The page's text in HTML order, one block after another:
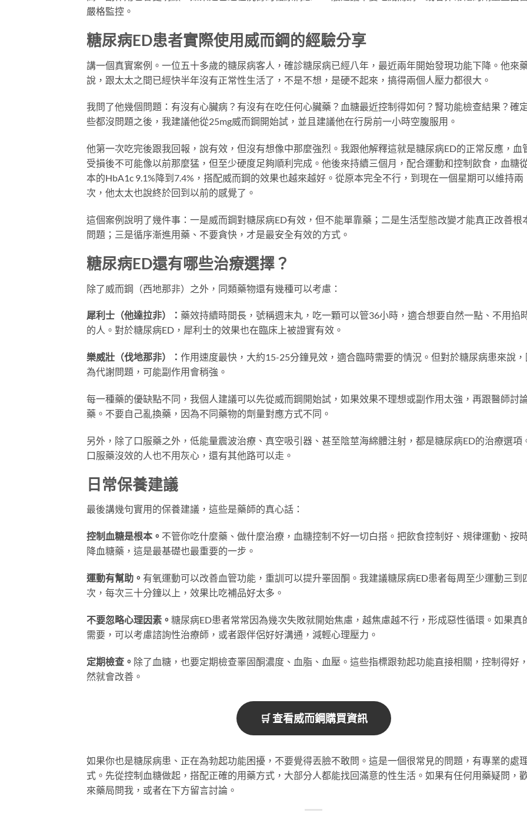
嚴格監控。
糖尿病ED患者實際使用威而鋼的經驗分享
講一個真實案例。一位五十多歲的糖尿病客人，確診糖尿病已經八年，最近兩年開始發現功能下降。他來
說，跟太太之間已經快半年沒有正常性生活了，不是不想，是硬不起來，搞得兩個人壓力都很大。
我問了他幾個問題：有沒有心臟病？有沒有在吃任何心臟藥？血糖最近控制得如何？腎功能檢查結果？確
些都沒問題之後，我建議他從25mg威而鋼開始試，並且建議他在行房前一小時空腹服用。
他第一次吃完後跟我回報，說有效，但沒有想像中那麼強烈。我跟他解釋這就是糖尿病ED的正常反應，血
受損後不可能像以前那麼猛，但至少硬度足夠順利完成。他後來持續三個月，配合運動和控制飲食，血糖
本的HbA1c 9.1%降到7.4%，搭配威而鋼的效果也越來越好。從原本完全不行，到現在一個星期可以維持兩
次，他太太也說終於回到以前的感覺了。
這個案例說明了幾件事：一是威而鋼對糖尿病ED有效，但不能單靠藥；二是生活型態改變才能真正改善根
問題；三是循序漸進用藥、不要貪快，才是最安全有效的方式。
糖尿病ED還有哪些治療選擇？
除了威而鋼（西地那非）之外，同類藥物還有幾種可以考慮：
犀利士（他達拉非）： 藥效持續時間長，號稱週末丸，吃一顆可以管36小時，適合想要自然一點、不用掐
的人。對於糖尿病ED，犀利士的效果也在臨床上被證實有效。
樂威壯（伐地那非）： 作用速度最快，大約15-25分鐘見效，適合臨時需要的情況。但對於糖尿病患來說，
為代謝問題，可能副作用會稍強。
每一種藥的優缺點不同，我個人建議可以先從威而鋼開始試，如果效果不理想或副作用太強，再跟醫師討
藥。不要自己亂換藥，因為不同藥物的劑量對應方式不同。
另外，除了口服藥之外，低能量震波治療、真空吸引器、甚至陰莖海綿體注射，都是糖尿病ED的治療選項
口服藥沒效的人也不用灰心，還有其他路可以走。
日常保養建議
最後講幾句實用的保養建議，這些是藥師的真心話：
控制血糖是根本。 不管你吃什麼藥、做什麼治療，血糖控制不好一切白搭。把飲食控制好、規律運動、按
降血糖藥，這是最基礎也最重要的一步。
運動有幫助。 有氧運動可以改善血管功能，重訓可以提升睪固酮。我建議糖尿病ED患者每周至少運動三到
次，每次三十分鐘以上，效果比吃補品好太多。
不要忽略心理因素。 糖尿病ED患者常常因為幾次失敗就開始焦慮，越焦慮越不行，形成惡性循環。如果真
需要，可以考慮諮詢性治療師，或者跟伴侶好好溝通，減輕心理壓力。
定期檢查。 除了血糖，也要定期檢查睪固酮濃度、血脂、血壓。這些指標跟勃起功能直接相關，控制得好
然就會改善。
🛒 查看威而鋼購買資訊
如果你也是糖尿病患、正在為勃起功能困擾，不要覺得丟臉不敢問。這是一個很常見的問題，有專業的處
式。先從控制血糖做起，搭配正確的用藥方式，大部分人都能找回滿意的性生活。如果有任何用藥疑問，
來藥局問我，或者在下方留言討論。